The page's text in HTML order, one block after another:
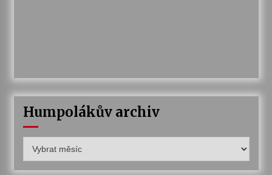
Humpolákův archiv
archiv